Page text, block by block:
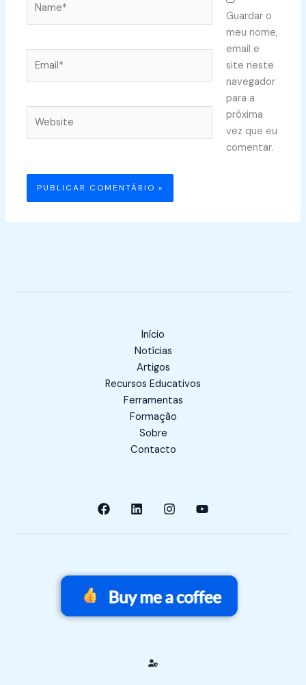
Guardar o
meu nome,
email e
site neste
navegador
para a
próxima
vez que eu
comentar.
Início
Notícias
Artigos
Recursos Educativos
Ferramentas
Formação
Sobre
Contacto